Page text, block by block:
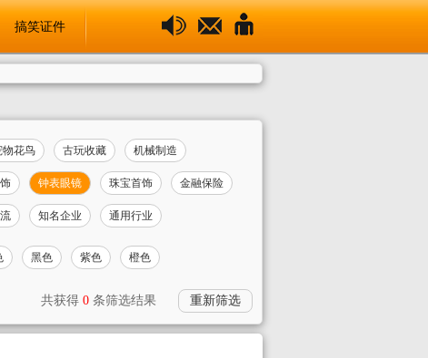
搞笑证件
物花鸟 古玩收藏 机械制造
钟表眼镜 珠宝首饰 金融保险
知名企业 通用行业
黑色 紫色 橙色
共获得 0 条筛选结果 重新筛选